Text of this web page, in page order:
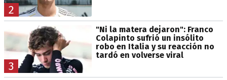
2
3
"Ni la matera dejaron": Franco
Colapinto sufrió un insólito
robo en Italia y su reacción no
tardó en volverse viral